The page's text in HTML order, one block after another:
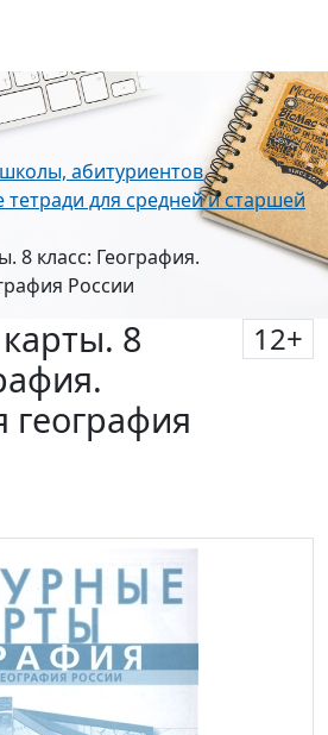
абитуриентов
для средней и старшей
8 класс: География.
России
8
география
12+